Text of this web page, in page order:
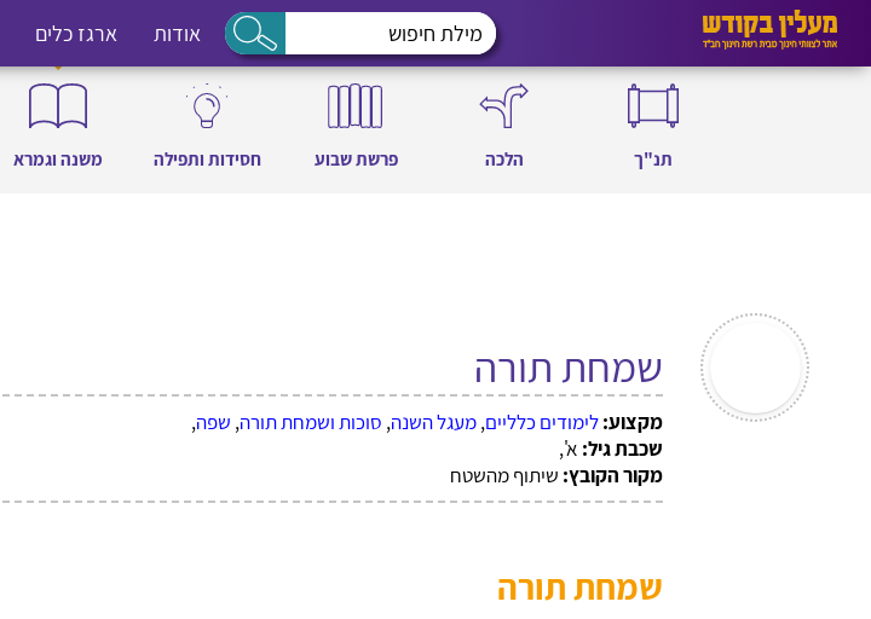
אודות ארגז כלים
תנ"ך הלכה פרשת שבוע חסידות ותפילה משנה וגמרא
שמחת תורה
מקצוע:לימודים כלליים,מעגל השנה, סוכות ושמחת תורה, שפה,
שכבת גיל: א',
מקור הקובץ: שיתוף מהשטח
שמחת תורה